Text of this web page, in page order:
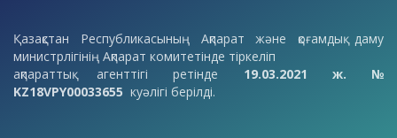
Қазақстан Республикасының Ақпарат және қоғамдық даму
министрлігінің Ақпарат комитетінде тіркеліп
ақпараттық агенттігі ретінде 19.03.2021 ж. №
KZ18VPY00033655 куәлігі берілді.